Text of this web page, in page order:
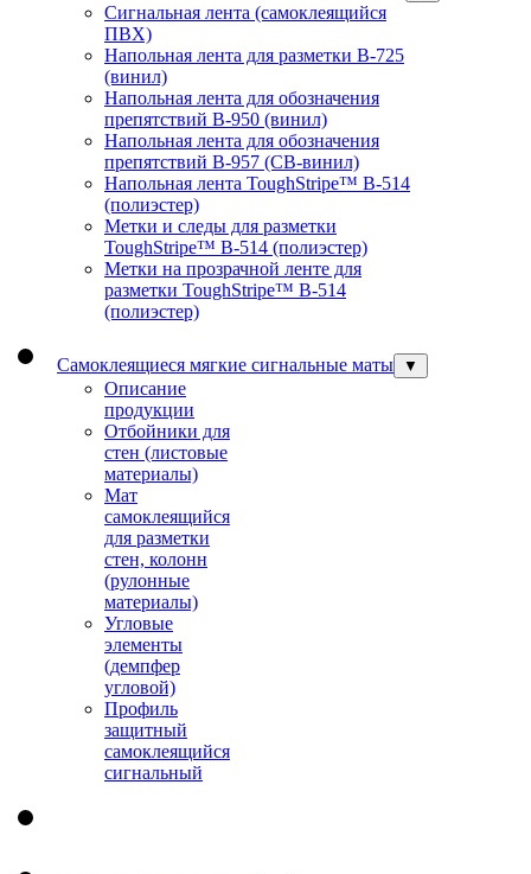
Сигнальная лента (самоклеящийся
ПВХ)
Напольная лента для разметки В-725
(винил)
Напольная лента для обозначения
препятствий В-950 (винил)
Напольная лента для обозначения
препятствий В-957 (СВ-винил)
Напольная лента ToughStripe™ В-514
(полиэстер)
Метки и следы для разметки
ToughStripe™ В-514 (полиэстер)
Метки на прозрачной ленте для
разметки ToughStripe™ В-514
(полиэстер)
Самоклеящиеся мягкие сигнальные маты ▼
Описание
продукции
Отбойники для
стен (листовые
материалы)
Мат
самоклеящийся
для разметки
стен, колонн
(рулонные
материалы)
Угловые
элементы
(демпфер
угловой)
Профиль
защитный
cамоклеящийся
сигнальный